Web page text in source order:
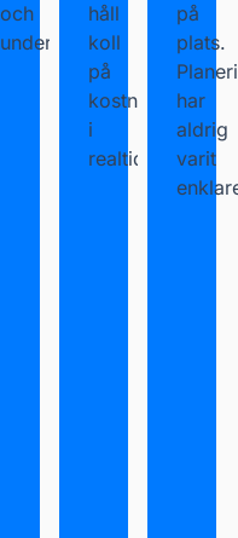
och
underhållsbehov.
håll
koll
på
kostnader
i
realtid.
på
plats.
har
aldrig
varit